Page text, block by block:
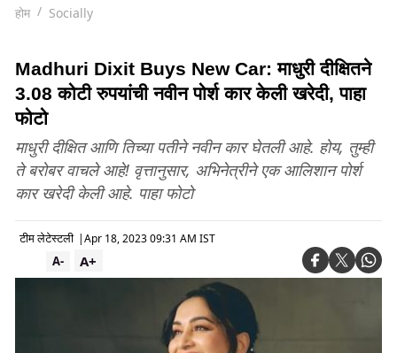
होम Socially
Madhuri Dixit Buys New Car: माधुरी दीक्षितने
3.08 कोटी रुपयांची नवीन पोर्श कार केली खरेदी, पाहा
फोटो
माधुरी दीक्षित आणि तिच्या पतीने नवीन कार घेतली आहे. होय, तुम्ही
ते बरोबर वाचले आहे! वृत्तानुसार, अभिनेत्रीने एक आलिशान पोर्श
कार खरेदी केली आहे. पाहा फोटो
टीम लेटेस्टली |Apr 18, 2023 09:31 AM IST
A+
A-